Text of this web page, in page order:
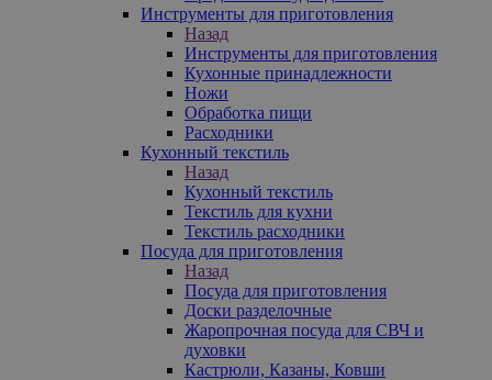
Инструменты для приготовления
Назад
Инструменты для приготовления
Кухонные принадлежности
Ножи
Обработка пищи
Расходники
Кухонный текстиль
Назад
Кухонный текстиль
Текстиль для кухни
Текстиль расходники
Посуда для приготовления
Назад
Посуда для приготовления
Доски разделочные
Жаропрочная посуда для СВЧ и
духовки
Кастрюли, Казаны, Ковши